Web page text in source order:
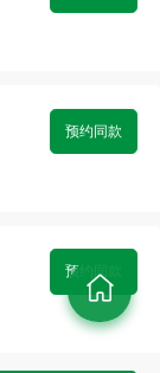
预约同款
预约同款